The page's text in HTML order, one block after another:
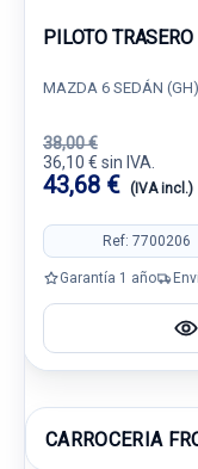
PILOTO
MAZDA 6 SEDÁN
38,00 €
36,10 € sin IVA.
43,68 € (IVA incl.)
Ref: 7700206
Garantía 1 año
CARROCERIA